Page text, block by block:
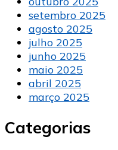
setembro 2025
agosto 2025
julho 2025
junho 2025
maio 2025
abril 2025
março 2025
Categorias